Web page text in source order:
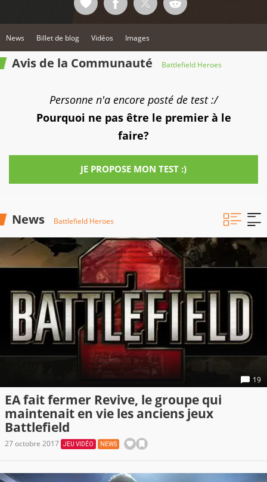
News Billet de blog Vidéos Images
Avis de la Communauté Battlefield Heroes
Personne n'a encore posté de test :/
Pourquoi ne pas être le premier à le
faire?
JE PROPOSE MON TEST :)
News Battlefield Heroes
19
EA fait fermer Revive, le groupe qui
maintenait en vie les anciens jeux
Battlefield
27 octobre 2017 JEU VIDÉO NEWS